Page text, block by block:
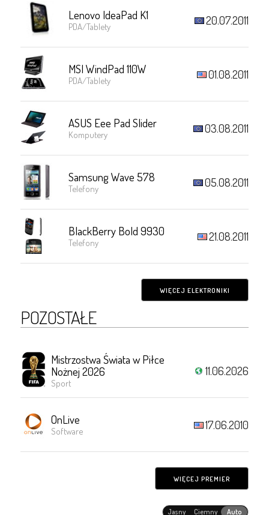
Lenovo IdeaPad K1
PDA/Tablety 20.07.2011
MSI WindPad 110W
PDA/Tablety 01.08.2011
ASUS Eee Pad Slider
Komputery 03.08.2011
Samsung Wave 578
Telefony 05.08.2011
BlackBerry Bold 9930
Telefony 21.08.2011
WIĘCEJ ELEKTRONIKI
POZOSTAŁE
Mistrzostwa Świata w Piłce
Nożnej 2026
Sport
11.06.2026
OnLive
Software 17.06.2010
WIĘCEJ PREMIER
Jasny Ciemny Auto